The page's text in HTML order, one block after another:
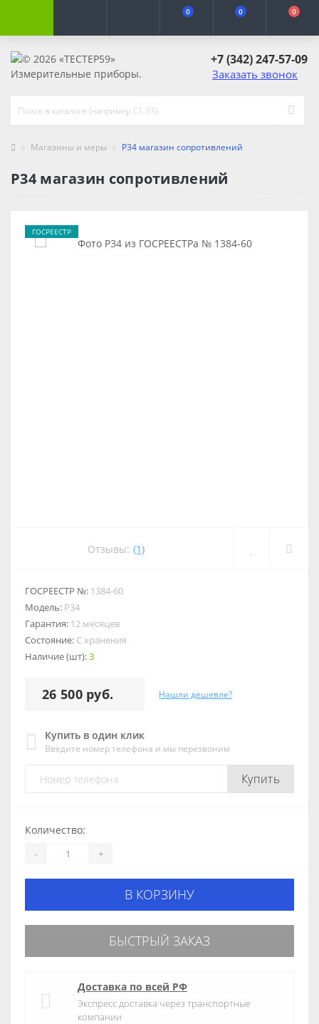
0 0 0
+7 (342) 247-57-09
Заказать звонок
Магазины и меры Р34 магазин сопротивлений
Р34 магазин сопротивлений
ГОСРЕЕСТР
Отзывы: (1)
ГОСРЕЕСТР №: 1384-60
Модель: Р34
Гарантия: 12 месяцев
Состояние: С хранения
Наличие (шт):3
26 500 руб. Нашли дешевле?
Купить в один клик
Введите номер телефона и мы перезвоним
Купить
Количество:
- +
В КОРЗИНУ
БЫСТРЫЙ ЗАКАЗ
Доставка по всей РФ
Экспресс доставка через транспортные
компании